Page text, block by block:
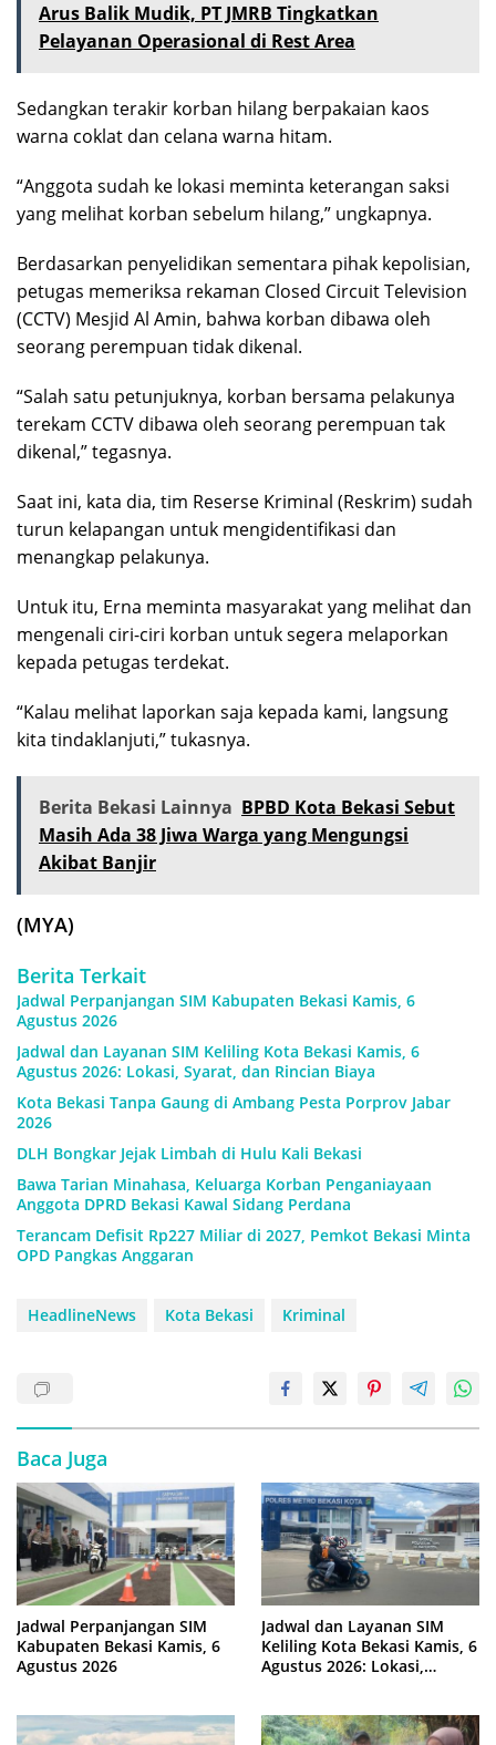
Arus Balik Mudik, PT JMRB Tingkatkan
Pelayanan Operasional di Rest Area
Sedangkan terakir korban hilang berpakaian kaos
warna coklat dan celana warna hitam.
“Anggota sudah ke lokasi meminta keterangan saksi
yang melihat korban sebelum hilang,” ungkapnya.
Berdasarkan penyelidikan sementara pihak kepolisian,
petugas memeriksa rekaman Closed Circuit Television
(CCTV) Mesjid Al Amin, bahwa korban dibawa oleh
seorang perempuan tidak dikenal.
“Salah satu petunjuknya, korban bersama pelakunya
terekam CCTV dibawa oleh seorang perempuan tak
dikenal,” tegasnya.
Saat ini, kata dia, tim Reserse Kriminal (Reskrim) sudah
turun kelapangan untuk mengidentifikasi dan
menangkap pelakunya.
Untuk itu, Erna meminta masyarakat yang melihat dan
mengenali ciri-ciri korban untuk segera melaporkan
kepada petugas terdekat.
“Kalau melihat laporkan saja kepada kami, langsung
kita tindaklanjuti,” tukasnya.
Berita Bekasi Lainnya BPBD Kota Bekasi Sebut
Masih Ada 38 Jiwa Warga yang Mengungsi
Akibat Banjir
(MYA)
Berita Terkait
Jadwal Perpanjangan SIM Kabupaten Bekasi Kamis, 6
Agustus 2026
Jadwal dan Layanan SIM Keliling Kota Bekasi Kamis, 6
Agustus 2026: Lokasi, Syarat, dan Rincian Biaya
Kota Bekasi Tanpa Gaung di Ambang Pesta Porprov Jabar
2026
DLH Bongkar Jejak Limbah di Hulu Kali Bekasi
Bawa Tarian Minahasa, Keluarga Korban Penganiayaan
Anggota DPRD Bekasi Kawal Sidang Perdana
Terancam Defisit Rp227 Miliar di 2027, Pemkot Bekasi Minta
OPD Pangkas Anggaran
HeadlineNews Kota Bekasi Kriminal
Baca Juga
Jadwal Perpanjangan SIM
Kabupaten Bekasi Kamis, 6
Agustus 2026
Jadwal dan Layanan SIM
Keliling Kota Bekasi Kamis, 6
Agustus 2026: Lokasi,